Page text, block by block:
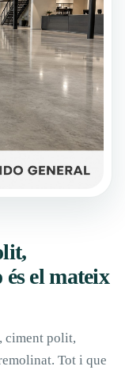
el mateix
ciment polit,
Tot i que